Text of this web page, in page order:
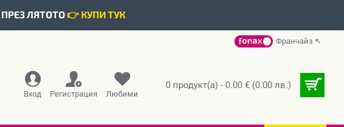
ЛЯТОТО👉 КУПИ ТУК
Франчайз ↖
Вход Регистрация Любими
0 продукт(а) - 0.00 € (0.00 лв.)